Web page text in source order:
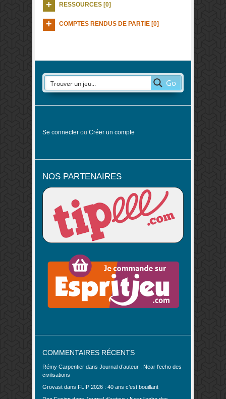
RESSOURCES [0]
COMPTES RENDUS DE PARTIE [0]
Go
Se connecter ou Créer un compte
NOS PARTENAIRES
COMMENTAIRES RÉCENTS
Rémy Carpentier dans Journal d’auteur : Near l’echo des
civilisations
Grovast dans FLIP 2026 : 40 ans c’est bouillant